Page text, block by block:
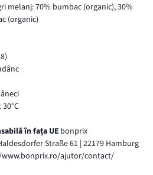
melanj: 70% bumbac (organic), 30%
(organic)
în fața UE bonprix
Straße 61 | 22179 Hamburg
www.bonprix.ro/ajutor/contact/